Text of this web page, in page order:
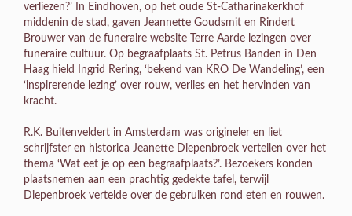
verliezen?’ In Eindhoven, op het oude St-Catharinakerkhof
middenin de stad, gaven Jeannette Goudsmit en Rindert
Brouwer van de funeraire website Terre Aarde lezingen over
funeraire cultuur. Op begraafplaats St. Petrus Banden in Den
Haag hield Ingrid Rering, ‘bekend van KRO De Wandeling’, een
‘inspirerende lezing’ over rouw, verlies en het hervinden van
kracht.
R.K. Buitenveldert in Amsterdam was origineler en liet
schrijfster en historica Jeanette Diepenbroek vertellen over het
thema ‘Wat eet je op een begraafplaats?’. Bezoekers konden
plaatsnemen aan een prachtig gedekte tafel, terwijl
Diepenbroek vertelde over de gebruiken rond eten en rouwen.